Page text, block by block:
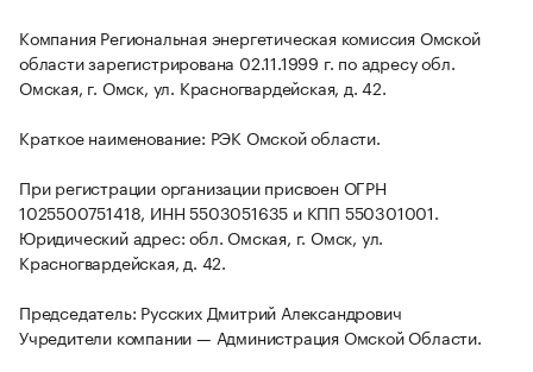
Компания Региональная энергетическая комиссия Омской
области зарегистрирована 02.11.1999 г. по адресу обл.
Омская, г. Омск, ул. Красногвардейская, д. 42.
Краткое наименование: РЭК Омской области.
При регистрации организации присвоен ОГРН
1025500751418, ИНН 5503051635 и КПП 550301001.
Юридический адрес: обл. Омская, г. Омск, ул.
Красногвардейская, д. 42.
Председатель: Русских Дмитрий Александрович
Учредители компании — Администрация Омской Области.